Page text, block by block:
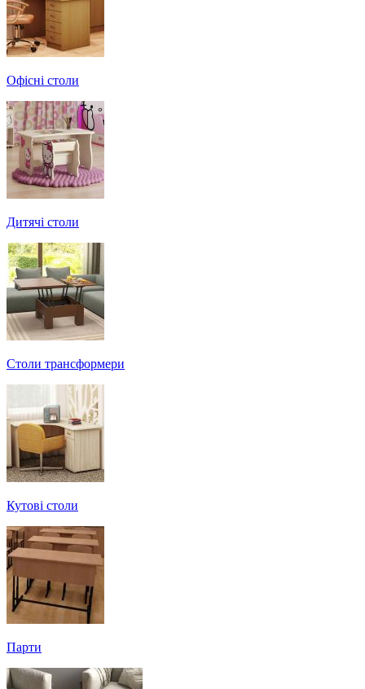
Офісні столи
Дитячі столи
Cтоли трансформери
Кутові столи
Парти